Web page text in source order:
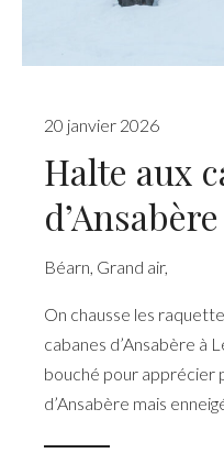
20 janvier 2026
Halte aux
d’Ansabère
Béarn Grand air,
On chausse les
cabanes d’Ansabère à
bouché pour apprécier
d’Ansabère mais